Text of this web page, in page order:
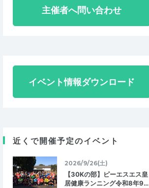
主催者へ問い合わせ
イベント情報ダウンロード
近くで開催予定のイベント
2026/9/26(土)
【30Kの部】ピーエスエス皇
居健康ランニング令和8年9…